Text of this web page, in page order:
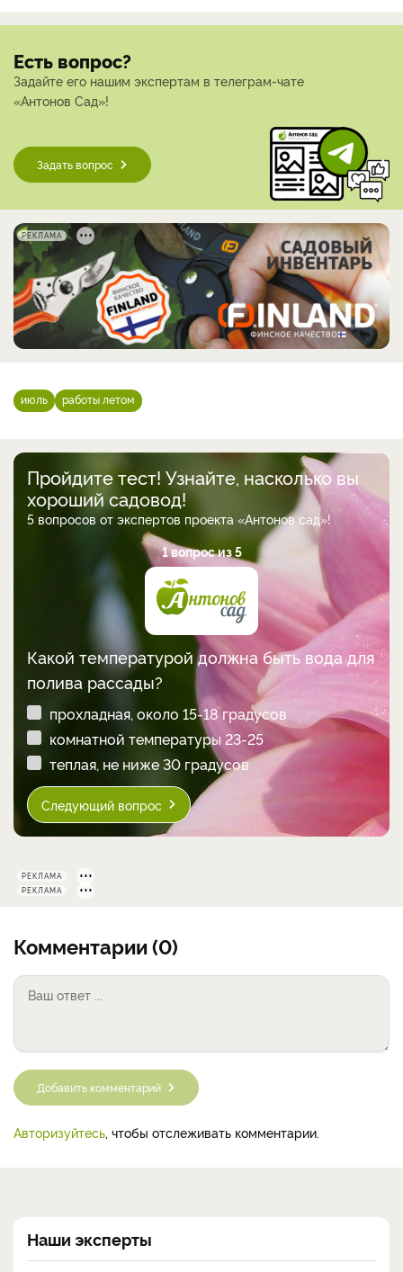
Есть вопрос?
Задайте его нашим экспертам в телеграм-чате
«Антонов Сад»!
Задать вопрос
РЕКЛАМА
июль работы летом
Пройдите тест! Узнайте, насколько вы
хороший садовод!
5 вопросов от экспертов проекта «Антонов сад»!
1 вопрос из 5
Какой температурой должна быть вода для
полива рассады?
прохладная, около 15-18 градусов
комнатной температуры 23-25
теплая, не ниже 30 градусов
Следующий вопрос
РЕКЛАМА
РЕКЛАМА
Комментарии (0)
Добавить комментарий
Авторизуйтесь , чтобы отслеживать комментарии.
Наши эксперты